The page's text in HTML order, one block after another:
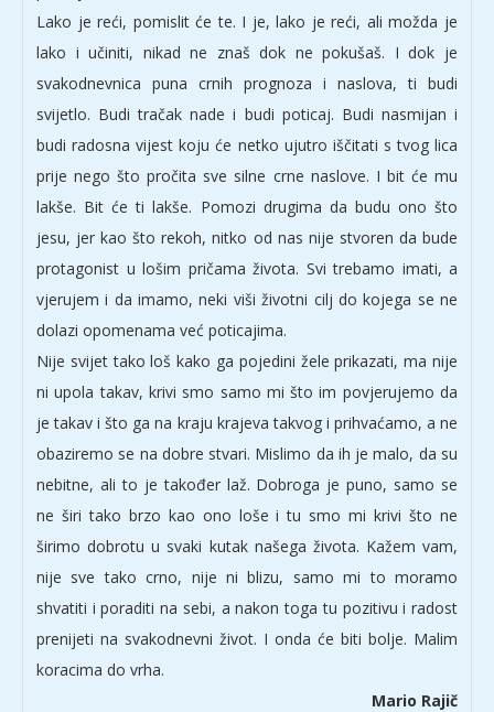
Lako je reći, pomislit će te. I je, lako je reći, ali možda je
lako i učiniti, nikad ne znaš dok ne pokušaš. I dok je
svakodnevnica puna crnih prognoza i naslova, ti budi
svijetlo. Budi tračak nade i budi poticaj. Budi nasmijan i
budi radosna vijest koju će netko ujutro iščitati s tvog lica
prije nego što pročita sve silne crne naslove. I bit će mu
lakše. Bit će ti lakše. Pomozi drugima da budu ono što
jesu, jer kao što rekoh, nitko od nas nije stvoren da bude
protagonist u lošim pričama života. Svi trebamo imati, a
vjerujem i da imamo, neki viši životni cilj do kojega se ne
dolazi opomenama već poticajima.
Nije svijet tako loš kako ga pojedini žele prikazati, ma nije
ni upola takav, krivi smo samo mi što im povjerujemo da
je takav i što ga na kraju krajeva takvog i prihvaćamo, a ne
obaziremo se na dobre stvari. Mislimo da ih je malo, da su
nebitne, ali to je također laž. Dobroga je puno, samo se
ne širi tako brzo kao ono loše i tu smo mi krivi što ne
širimo dobrotu u svaki kutak našega života. Kažem vam,
nije sve tako crno, nije ni blizu, samo mi to moramo
shvatiti i poraditi na sebi, a nakon toga tu pozitivu i radost
prenijeti na svakodnevni život. I onda će biti bolje. Malim
koracima do vrha.
Mario Rajič